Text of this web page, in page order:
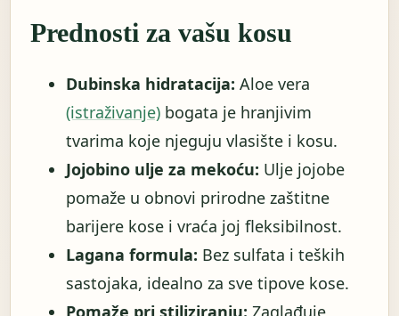
Prednosti za vašu kosu
Dubinska hidratacija: Aloe vera
(istraživanje) bogata je hranjivim
tvarima koje njeguju vlasište i kosu.
Jojobino ulje za mekoću: Ulje jojobe
pomaže u obnovi prirodne zaštitne
barijere kose i vraća joj fleksibilnost.
Lagana formula: Bez sulfata i teških
sastojaka, idealno za sve tipove kose.
Pomaže pri stiliziranju: Zaglađuje